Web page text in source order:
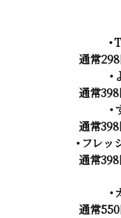
通常298
通常398
通常398
・フレ
通常398
通常550